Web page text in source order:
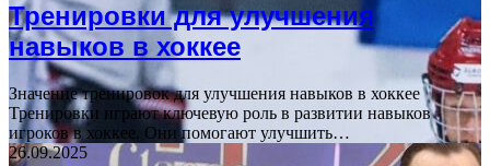
Тренировки для улучшения
навыков в хоккее
Значение тренировок для улучшения навыков в хоккее
Тренировки играют ключевую роль в развитии навыков
игроков в хоккее. Они помогают улучшить…
26.09.2025